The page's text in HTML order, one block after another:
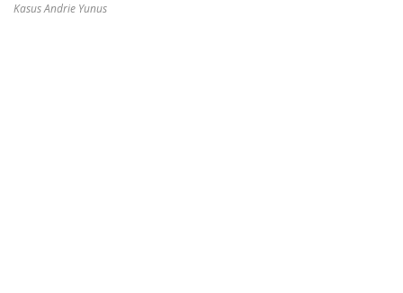
Kasus Andrie Yunus